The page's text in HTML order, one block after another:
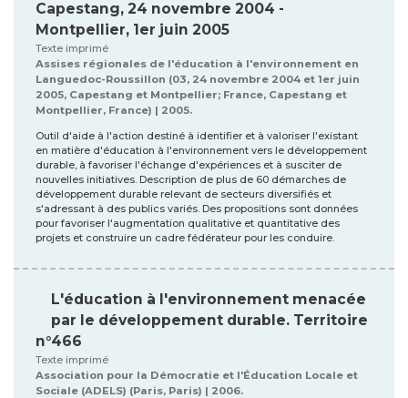
Capestang, 24 novembre 2004 -
Montpellier, 1er juin 2005
Texte imprimé
Assises régionales de l'éducation à l'environnement en
Languedoc-Roussillon (03, 24 novembre 2004 et 1er juin
2005, Capestang et Montpellier; France, Capestang et
Montpellier, France) | 2005.
Outil d'aide à l'action destiné à identifier et à valoriser l'existant
en matière d'éducation à l'environnement vers le développement
durable, à favoriser l'échange d'expériences et à susciter de
nouvelles initiatives. Description de plus de 60 démarches de
développement durable relevant de secteurs diversifiés et
s'adressant à des publics variés. Des propositions sont données
pour favoriser l'augmentation qualitative et quantitative des
projets et construire un cadre fédérateur pour les conduire.
L'éducation à l'environnement menacée
par le développement durable. Territoire
n°466
Texte imprimé
Association pour la Démocratie et l'Éducation Locale et
Sociale (ADELS) (Paris, Paris) | 2006.